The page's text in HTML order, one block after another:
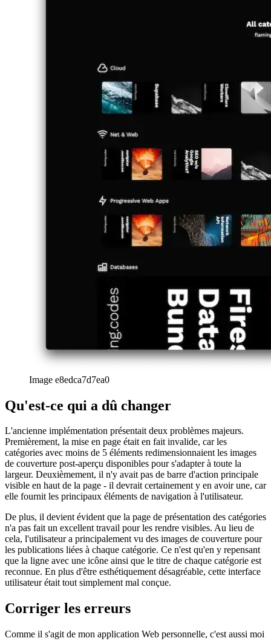
Image e8edca7d7ea0
Qu'est-ce qui a dû changer
L'ancienne implémentation présentait deux problèmes majeurs.
Premièrement, la mise en page était en fait invalide, car les
catégories avec moins de 5 éléments redimensionnaient les images
de couverture post-aperçu disponibles pour s'adapter à toute la
visible en haut de la page - il devrait certainement y en avoir une, car
elle fournit les principaux éléments de navigation à l'utilisateur.
De plus, il devient évident que la page de présentation des catégories
n'a pas fait un excellent travail pour les rendre visibles. Au lieu de
cela, l'utilisateur a principalement vu des images de couverture pour
les publications liées à chaque catégorie. Ce n'est qu'en y repensant
reconnue. En plus d'être esthétiquement désagréable, cette interface
utilisateur était tout simplement mal conçue.